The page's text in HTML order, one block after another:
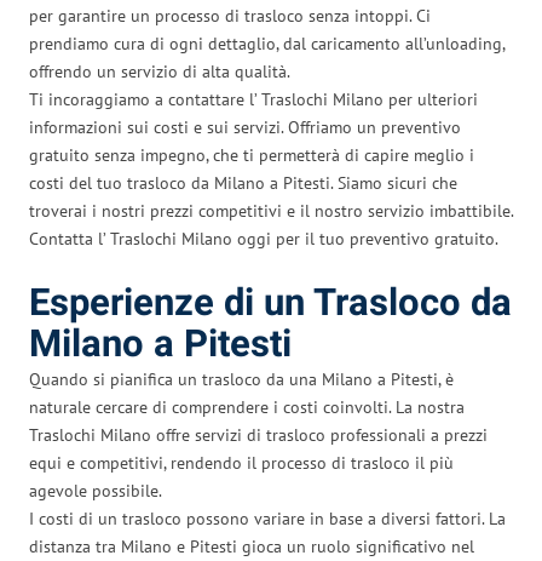
per garantire un processo di trasloco senza intoppi. Ci
prendiamo cura di ogni dettaglio, dal caricamento all’unloading,
offrendo un servizio di alta qualità.
Ti incoraggiamo a contattare l’ Traslochi Milano per ulteriori
informazioni sui costi e sui servizi. Offriamo un preventivo
gratuito senza impegno, che ti permetterà di capire meglio i
costi del tuo trasloco da Milano a Pitesti. Siamo sicuri che
troverai i nostri prezzi competitivi e il nostro servizio imbattibile.
Contatta l’ Traslochi Milano oggi per il tuo preventivo gratuito.
Esperienze di un Trasloco da
Milano a Pitesti
Quando si pianifica un trasloco da una Milano a Pitesti, è
naturale cercare di comprendere i costi coinvolti. La nostra
Traslochi Milano offre servizi di trasloco professionali a prezzi
equi e competitivi, rendendo il processo di trasloco il più
agevole possibile.
I costi di un trasloco possono variare in base a diversi fattori. La
distanza tra Milano e Pitesti gioca un ruolo significativo nel